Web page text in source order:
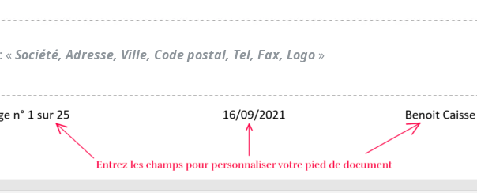
: «Société, Adresse, Ville, Code postal, Tel, Fax, Logo »